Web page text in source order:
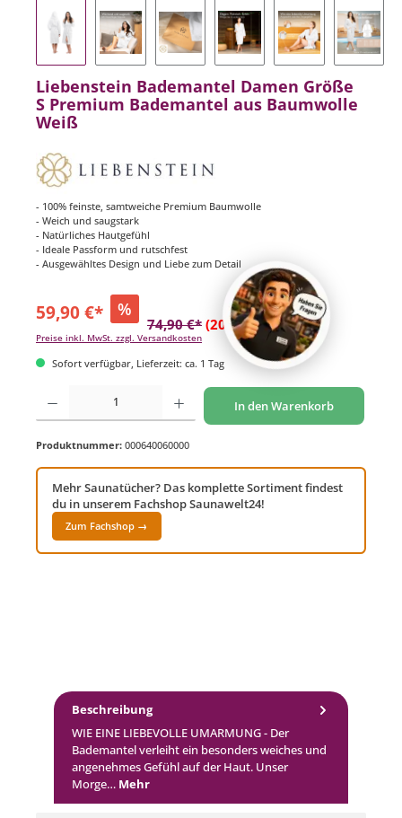
Liebenstein Bademantel Damen Größe
S Premium Bademantel aus Baumwolle
Weiß
- 100% feinste, samtweiche Premium Baumwolle
- Weich und saugstark
- Natürliches Hautgefühl
- Ideale Passform und rutschfest
- Ausgewähltes Design und Liebe zum Detail
59,90 €* %
74,90 €* (20.03% gespart)
Preise inkl. MwSt. zzgl. Versandkosten
Sofort verfügbar, Lieferzeit: ca. 1 Tag
Produkt Anzahl: Gib den gewünschten Wert ein oder benutze die Schaltflächen um
In den Warenkorb
Produktnummer: 000640060000
Mehr Saunatücher? Das komplette Sortiment findest
du in unserem Fachshop Saunawelt24!
Zum Fachshop →
Beschreibung
WIE EINE LIEBEVOLLE UMARMUNG - Der
Bademantel verleiht ein besonders weiches und
angenehmes Gefühl auf der Haut. Unser
Morge… Mehr